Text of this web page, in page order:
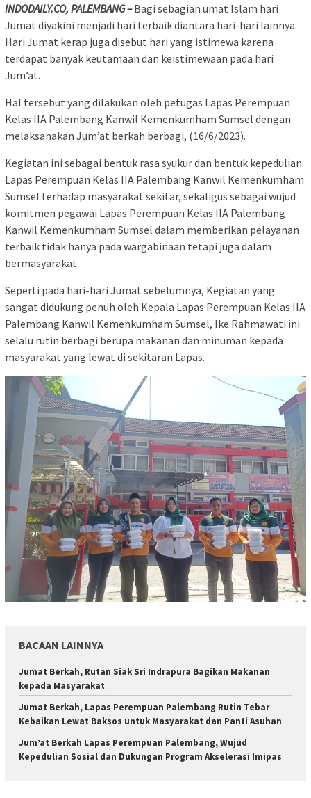
INDODAILY.CO, PALEMBANG –Bagi sebagian umat Islam hari
Jumat diyakini menjadi hari terbaik diantara hari-hari lainnya.
Hari Jumat kerap juga disebut hari yang istimewa karena
terdapat banyak keutamaan dan keistimewaan pada hari
Jum’at.
Hal tersebut yang dilakukan oleh petugas Lapas Perempuan
Kelas IIA Palembang Kanwil Kemenkumham Sumsel dengan
melaksanakan Jum’at berkah berbagi, (16/6/2023).
Kegiatan ini sebagai bentuk rasa syukur dan bentuk kepedulian
Lapas Perempuan Kelas IIA Palembang Kanwil Kemenkumham
Sumsel terhadap masyarakat sekitar, sekaligus sebagai wujud
komitmen pegawai Lapas Perempuan Kelas IIA Palembang
Kanwil Kemenkumham Sumsel dalam memberikan pelayanan
terbaik tidak hanya pada wargabinaan tetapi juga dalam
bermasyarakat.
Seperti pada hari-hari Jumat sebelumnya, Kegiatan yang
sangat didukung penuh oleh Kepala Lapas Perempuan Kelas IIA
Palembang Kanwil Kemenkumham Sumsel, Ike Rahmawati ini
selalu rutin berbagi berupa makanan dan minuman kepada
masyarakat yang lewat di sekitaran Lapas.
BACAAN LAINNYA
Jumat Berkah, Rutan Siak Sri Indrapura Bagikan Makanan
kepada Masyarakat
Jumat Berkah, Lapas Perempuan Palembang Rutin Tebar
Kebaikan Lewat Baksos untuk Masyarakat dan Panti Asuhan
Jum’at Berkah Lapas Perempuan Palembang, Wujud
Kepedulian Sosial dan Dukungan Program Akselerasi Imipas